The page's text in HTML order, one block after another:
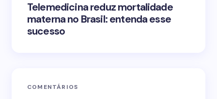
Telemedicina reduz mortalidade
materna no Brasil: entenda esse
sucesso
COMENTÁRIOS